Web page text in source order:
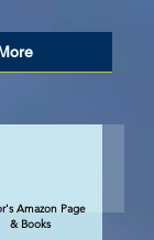
Amazon Page
& Books